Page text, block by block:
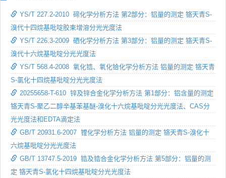
YS/T 227.2-2010 碲化学分析方法 第2部分：铝量的测定 铬天青S-
溴代十四烷基吡啶胶束增溶分光光度法
YS/T 226.3-2009 硒化学分析方法 第3部分：铝量的测定 铬天青S-
溴代十六烷基吡啶分光光度法
YS/T 568.4-2008 氧化锆、氧化铪化学分析方法 铝量的测定 铬天青
S-氯化十四烷基吡啶分光光度法
20255658-T-610 锌及锌合金化学分析方法 第1部分：铝含量的测定
铬天青S-聚乙二醇辛基苯基醚-溴化十六烷基吡啶分光光度法、CAS分
光光度法和EDTA滴定法
GB/T 20931.6-2007 锂化学分析方法 铝量的测定 铬天青S-溴化十
六烷基吡啶分光光度法
GB/T 13747.5-2019 锆及锆合金化学分析方法 第5部分：铝量的测
定 铬天青S-氯化十四烷基吡啶分光光度法